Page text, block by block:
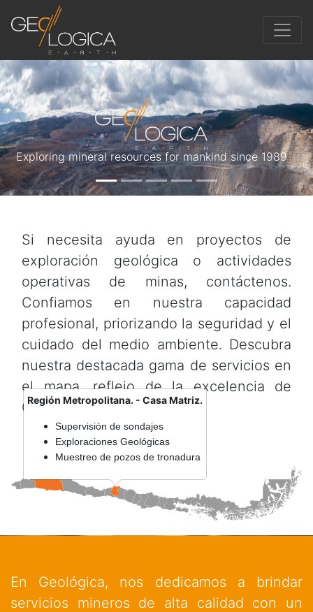
Exploring mineral resources for mankind since 1989
Si necesita ayuda en proyectos de
exploración geológica o actividades
operativas de minas, contáctenos.
Confiamos en nuestra capacidad
profesional, priorizando la seguridad y el
cuidado del medio ambiente. Descubra
nuestra destacada gama de servicios en
el mapa, reflejo de la excelencia de
Geologica.
En Geológica, nos dedicamos a brindar
servicios mineros de alta calidad con un
Región Metropolitana. - Casa Matriz.
Supervisión de sondajes
Exploraciones Geológicas
Muestreo de pozos de tronadura